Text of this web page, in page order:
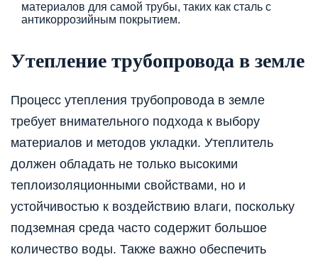
материалов для самой трубы, таких как сталь с
антикоррозийным покрытием.
Утепление трубопровода в земле
Процесс утепления трубопровода в земле
требует внимательного подхода к выбору
материалов и методов укладки. Утеплитель
должен обладать не только высокими
теплоизоляционными свойствами, но и
устойчивостью к воздействию влаги, поскольку
подземная среда часто содержит большое
количество воды. Также важно обеспечить